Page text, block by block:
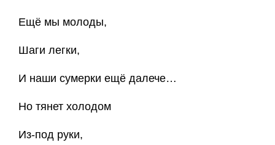
Ещё мы молоды,
Шаги легки,
И наши сумерки ещё далече…
Но тянет холодом
Из-под руки,